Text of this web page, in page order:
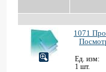
1071
Ед. изм:
1 шт.